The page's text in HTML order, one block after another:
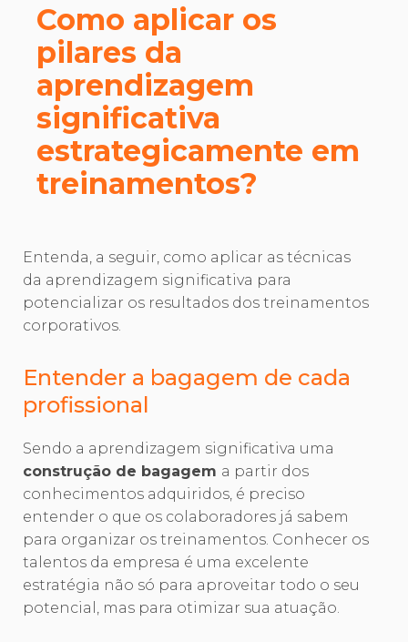
Como aplicar os
pilares da
aprendizagem
significativa
estrategicamente em
treinamentos?
Entenda, a seguir, como aplicar as técnicas
da aprendizagem significativa para
potencializar os resultados dos treinamentos
corporativos.
Entender a bagagem de cada
profissional
Sendo a aprendizagem significativa uma
construção de bagagem a partir dos
conhecimentos adquiridos, é preciso
entender o que os colaboradores já sabem
para organizar os treinamentos. Conhecer os
talentos da empresa é uma excelente
estratégia não só para aproveitar todo o seu
potencial, mas para otimizar sua atuação.